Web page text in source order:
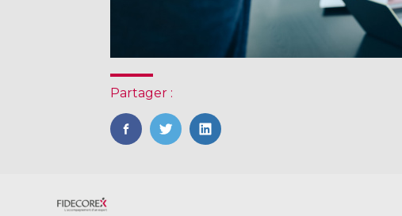
Partager :
FaceBook
TwitterLinkedIn